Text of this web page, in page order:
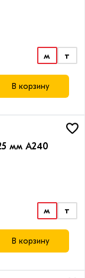
м т
В корзину
мм A240
м т
В корзину